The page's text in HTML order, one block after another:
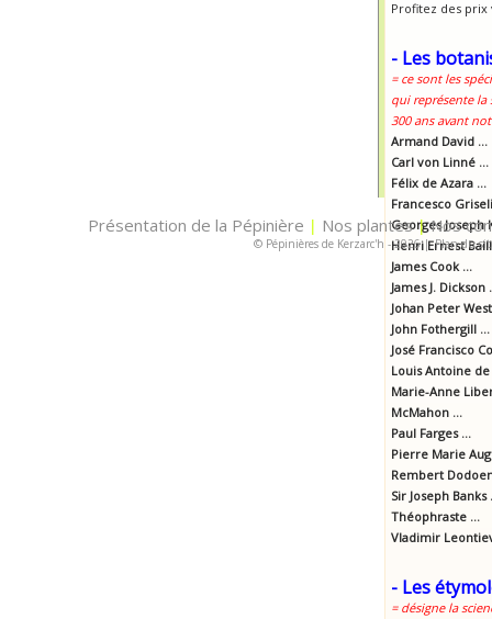
Profitez des
- Les
= ce sont les
qui représente la
300 ans avant
Armand David ...
Carl von Linné ...
Félix de Azara ...
Francesco
Georges Joseph
Henri Ernest
James Cook ...
James J. Dickson
Johan Peter
John Fothergill ...
José Francisco
Louis Antoine
Marie-Anne
McMahon ...
Paul Farges ...
Pierre Marie
Rembert
Sir Joseph Banks
Théophraste ...
Vladimir
- Les
= désigne la
Présentation de la Pépinière | Nos plantes|Nos
© Pépinières de Kerzarc'h - 2026|Plan du